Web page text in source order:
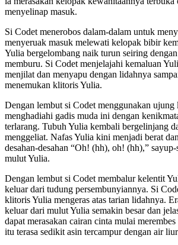
menyelinap masuk.
Si Codet menerobos dalam-dalam untuk
menyeruak masuk melewati kelopak bibir
Yulia bergelombang naik turun seiring
memburu. Si Codet menjelajahi kemaluan
menjilat dan menyapu dengan lidahnya
menemukan klitoris Yulia.
Dengan lembut si Codet menggunakan
menghadiahi gadis muda ini dengan
terlarang. Tubuh Yulia kembali bergelinjang
menggeliat. Nafas Yulia kini menjadi berat
desahan-desahan “Oh! (hh), oh! (hh),”
mulut Yulia.
Dengan lembut si Codet membalur kelentit
keluar dari tudung persembunyiannya. Si
klitoris Yulia mengeras atas tarian lidahnya.
keluar dari mulut Yulia semakin besar dan
dapat merasakan cairan cinta mulai
itu terasa sedikit asin tercampur dengan air